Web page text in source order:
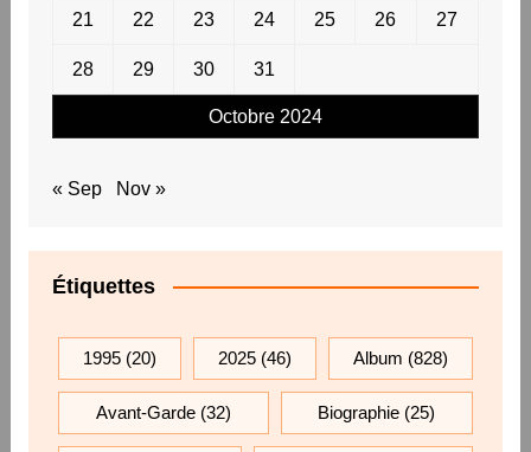
Octobre 2024
21 22 23 24 25 26 27
28 29 30 31
« Sep Nov »
Étiquettes
1995(20) 2025 (46) Album (828)
Avant-Garde(32) Biographie (25)